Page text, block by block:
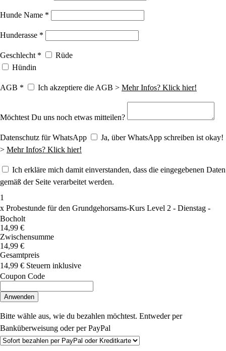
Hunde Name *
Hunderasse *
Geschlecht *
Rüde
Hündin
AGB * Ich akzeptiere die AGB > Mehr Infos? Klick hier!
Möchtest Du uns noch etwas mitteilen?
Datenschutz für WhatsApp
Ja, über WhatsApp schreiben ist okay!
> Mehr Infos? Klick hier!
Ich erkläre mich damit einverstanden, dass die eingegebenen Daten
gemäß der Seite verarbeitet werden.
1
x Probestunde für den Grundgehorsams-Kurs Level 2 - Dienstag -
Bocholt
14,99 €
Zwischensumme
14,99 €
Gesamtpreis
14,99 € Steuern inklusive
Coupon Code
Anwenden
Bitte wähle aus, wie du bezahlen möchtest. Entweder per
Banküberweisung oder per PayPal